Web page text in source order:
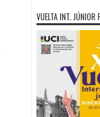
VUELTA INT. JÚNIOR